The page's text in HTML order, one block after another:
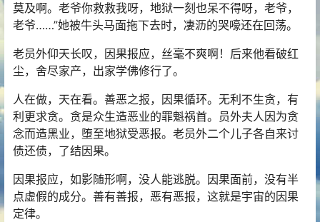
莫及啊。老爷你救救我呀，地狱一刻也呆不得呀，老爷，
老爷……”她被牛头马面拖下去时，凄沥的哭嚎还在回荡。
老员外仰天长叹， 因果报应，丝毫不爽啊！后来他看破红
尘，舍尽家产，出家学佛修行了。
人在做，天在看。善恶之报，因果循环。无利不生贪，有
利更求贪。贪是众生造恶业的罪魁祸首。员外夫人因为贪
念而造黑业，堕至地狱受恶报。老员外二个儿子各自来讨
债还债，了结因果。
因果报应，如影随形啊，没人能逃脱。因果面前，没有半
点虚假的成分。善有善报，恶有恶报，这就是宇宙的因果
定律。